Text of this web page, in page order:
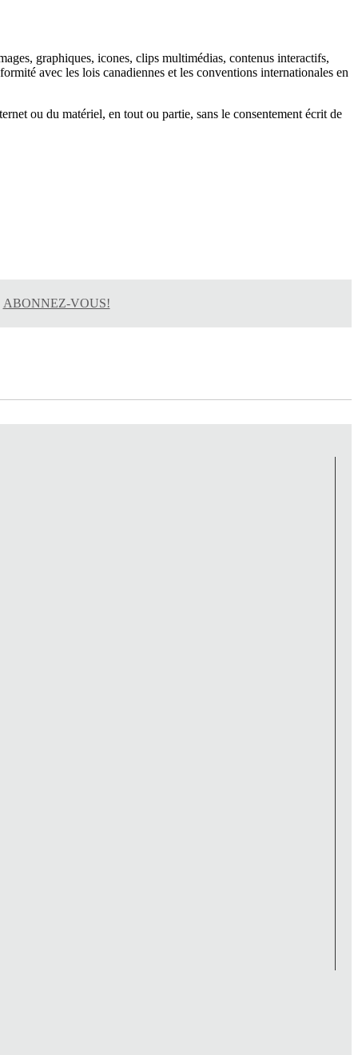
graphiques, icones, clips multimédias, contenus interactifs,
avec les lois canadiennes et les conventions internationales en
ou du matériel, en tout ou partie, sans le consentement écrit de
ABONNEZ-VOUS!